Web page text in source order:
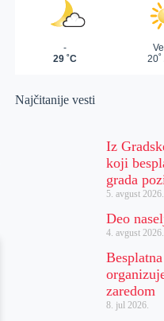
Najčitanije vesti
Iz
koji
grada
5. avgust 2026.
Deo
4. avgust 2026.
zaredom
8. jul 2026.